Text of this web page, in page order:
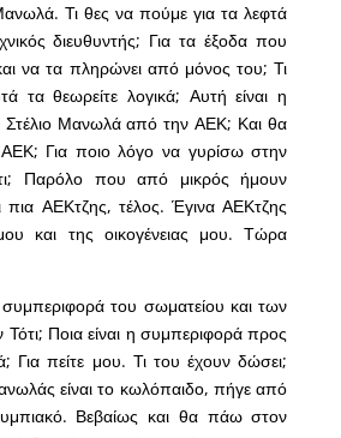
Τι θες να πούμε για τα λεφτά
διευθυντής; Για τα έξοδα που
να τα πληρώνει από μόνος του; Τι
τα θεωρείτε λογικά; Αυτή είναι η
Στέλιο Μανωλά από την ΑΕΚ; Και θα
Για ποιο λόγο να γυρίσω στην
Παρόλο που από μικρός ήμουν
πια ΑΕΚτζης, τέλος. Έγινα ΑΕΚτζης
και της οικογένειας μου. Τώρα
συμπεριφορά του σωματείου και των
Ποια είναι η συμπεριφορά προς
Για πείτε μου. Τι του έχουν δώσει;
είναι το κωλόπαιδο, πήγε από
Βεβαίως και θα πάω στον